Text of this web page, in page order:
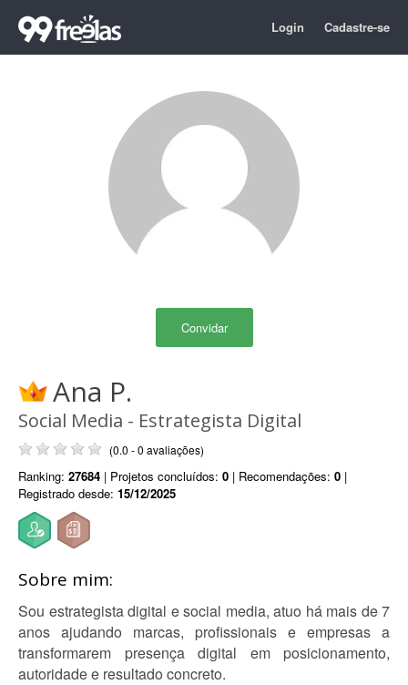
Login Cadastre-se
Convidar
Ana P.
Social Media - Estrategista Digital
(0.0 - 0 avaliações)
Ranking: 27684 | Projetos concluídos: 0 | Recomendações: 0 |
Registrado desde: 15/12/2025
Sobre mim:
Sou estrategista digital e social media, atuo há mais de 7
anos ajudando marcas, profissionais e empresas a
transformarem presença digital em posicionamento,
autoridade e resultado concreto.